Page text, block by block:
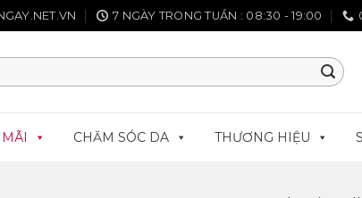
7 NGÀY TRONG TUẦN : 08:30 - 19:00
CHĂM SÓC DA THƯƠNG HIỆU